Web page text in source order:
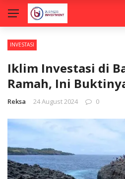
INVESTASI
Iklim Investasi di
Ramah, Ini
Reksa 24 August 2024 0